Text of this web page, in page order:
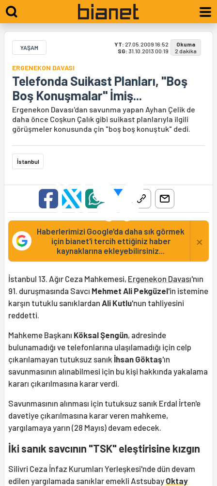
YAŞAM YT: 27.05.2009 16:52
SG: 31.10.2013 00:19
Okuma
2 dakika
ERGENEKON DAVASI
Telefonda Suikast Planları, "Boş
Boş Konuşmalar" İmiş...
Ergenekon Davası'dan savunma yapan Ayhan Çelik de
daha önce Coşkun Çalık gibi suikast planlarıyla ilgili
görüşmeler konusunda çin "boş boş konuştuk" dedi.
İstanbul
Haberlerimizi Google'da daha sık görmek
için bianet'i tercih ettiğiniz haber
kaynaklarına ekleyebilirsiniz...
×
İstanbul 13. Ağır Ceza Mahkemesi, Ergenekon Davası'nın
91. duruşmasında Savcı Mehmet Ali Pekgüzel'in istemine
karşın tutuklu sanıklardan Ali Kutlu'nun tahliyesini
reddetti.
Mahkeme Başkanı Köksal Şengün, adresinde
bulunamadığı ve telefonlarına ulaşılamadığı için celp
çıkarılamayan tutuksuz sanık İhsan Göktaş'ın
savunmasının alınabilmesi için bu kişi hakkında yakalama
kararı çıkarılmasına karar verdi.
Savunmasının alınması için tutuksuz sanık Erdal İrten'e
davetiye çıkarılmasına karar veren mahkeme,
yargılamaya yarın (28 Mayıs) devam edecek.
İki sanık savcının "TSK" eleştirisine kızgın
Silivri Ceza İnfaz Kurumları Yerleşkesi'nde dün devam
edilen yargılamada sanıklar emekli Astsubay Oktay